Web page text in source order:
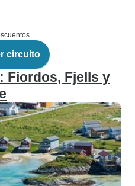
circuito
Fiordos, Fjells y